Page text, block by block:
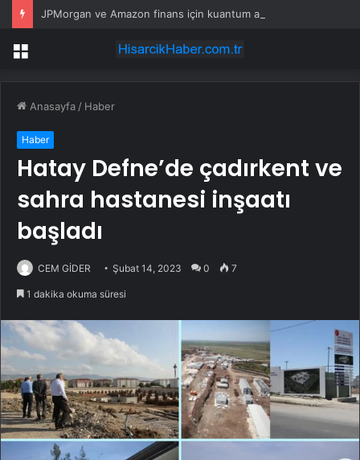
Menü
Anasayfa / Haber
Haber
Hatay Defne’de çadırkent ve
sahra hastanesi inşaatı
başladı
CEM GİDER Şubat 14, 2023 0 7
1 dakika okuma süresi